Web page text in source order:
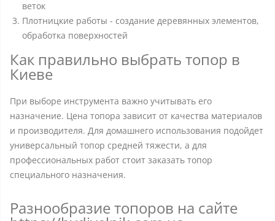
веток
Плотницкие работы - создание деревянных элементов,
обработка поверхностей
Как правильно выбрать топор в
Киеве
При выборе инструмента важно учитывать его
назначение. Цена топора зависит от качества материалов
и производителя. Для домашнего использования подойдет
универсальный топор средней тяжести, а для
профессиональных работ стоит заказать топор
специального назначения.
Разнообразие топоров на сайте